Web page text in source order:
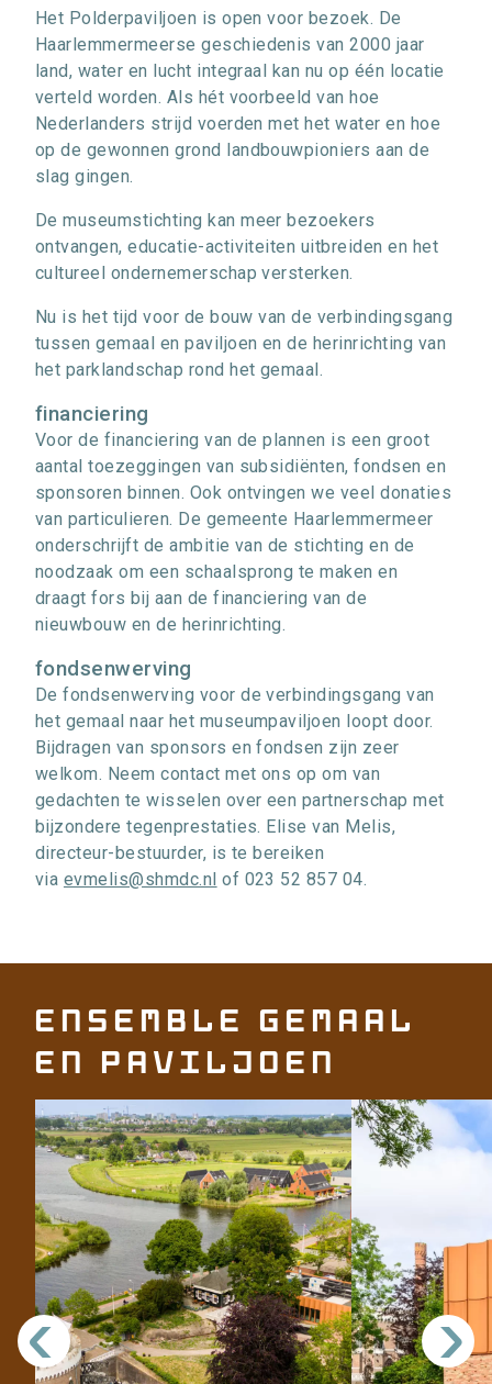
Het Polderpaviljoen is open voor bezoek. De
Haarlemmermeerse geschiedenis van 2000 jaar
land, water en lucht integraal kan nu op één locatie
verteld worden. Als hét voorbeeld van hoe
Nederlanders strijd voerden met het water en hoe
op de gewonnen grond landbouwpioniers aan de
slag gingen.
De museumstichting kan meer bezoekers
ontvangen, educatie-activiteiten uitbreiden en het
cultureel ondernemerschap versterken.
Nu is het tijd voor de bouw van de verbindingsgang
tussen gemaal en paviljoen en de herinrichting van
het parklandschap rond het gemaal.
financiering
Voor de financiering van de plannen is een groot
aantal toezeggingen van subsidiënten, fondsen en
sponsoren binnen. Ook ontvingen we veel donaties
van particulieren. De gemeente Haarlemmermeer
onderschrijft de ambitie van de stichting en de
noodzaak om een schaalsprong te maken en
draagt fors bij aan de financiering van de
nieuwbouw en de herinrichting.
fondsenwerving
De fondsenwerving voor de verbindingsgang van
het gemaal naar het museumpaviljoen loopt door.
Bijdragen van sponsors en fondsen zijn zeer
welkom. Neem contact met ons op om van
gedachten te wisselen over een partnerschap met
bijzondere tegenprestaties. Elise van Melis,
directeur-bestuurder, is te bereiken
via evmelis@shmdc.nl of 023 52 857 04.
Ensemble gemaal
en paviljoen
< >